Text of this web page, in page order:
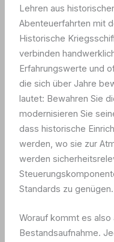
Lehren aus
Abenteuerfahrten mit
Historische
verbinden
Erfahrungswerte und
die sich über Jahre
lautet: Bewahren Sie
modernisieren Sie
dass historische
werden, wo sie zur
werden
Standards zu genügen.
Worauf kommt es also
Bestandsaufnahme.